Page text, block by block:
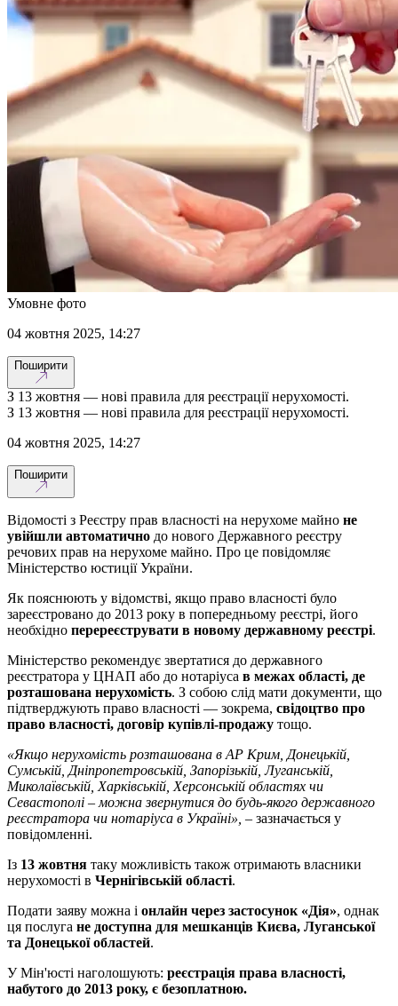
Умовне фото
04 жовтня 2025, 14:27
Поширити
З 13 жовтня — нові правила для реєстрації нерухомості.
З 13 жовтня — нові правила для реєстрації нерухомості.
04 жовтня 2025, 14:27
Поширити
Відомості з Реєстру прав власності на нерухоме майно не
увійшли автоматично до нового Державного реєстру
речових прав на нерухоме майно. Про це повідомляє
Міністерство юстиції України.
Як пояснюють у відомстві, якщо право власності було
зареєстровано до 2013 року в попередньому реєстрі, його
необхідно перереєструвати в новому державному реєстрі.
Міністерство рекомендує звертатися до державного
реєстратора у ЦНАП або до нотаріуса в межах області, де
розташована нерухомість. З собою слід мати документи, що
підтверджують право власності — зокрема, свідоцтво про
право власності, договір купівлі-продажу тощо.
«Якщо нерухомість розташована в АР Крим, Донецькій,
Сумській, Дніпропетровській, Запорізькій, Луганській,
Миколаївській, Харківській, Херсонській областях чи
Севастополі – можна звернутися до будь-якого державного
реєстратора чи нотаріуса в Україні», – зазначається у
повідомленні.
Із 13 жовтня таку можливість також отримають власники
нерухомості в Чернігівській області.
Подати заяву можна і онлайн через застосунок «Дія», однак
ця послуга не доступна для мешканців Києва, Луганської
та Донецької областей.
У Мін'юсті наголошують: реєстрація права власності,
набутого до 2013 року, є безоплатною.